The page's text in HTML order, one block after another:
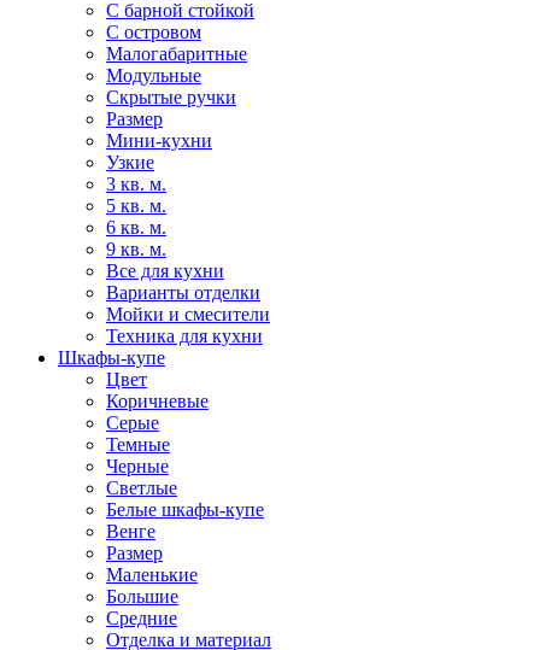
С барной стойкой
С островом
Малогабаритные
Модульные
Скрытые ручки
Размер
Мини-кухни
Узкие
3 кв. м.
5 кв. м.
6 кв. м.
9 кв. м.
Все для кухни
Варианты отделки
Мойки и смесители
Техника для кухни
Шкафы-купе
Цвет
Коричневые
Серые
Темные
Черные
Светлые
Белые шкафы-купе
Венге
Размер
Маленькие
Большие
Средние
Отделка и материал